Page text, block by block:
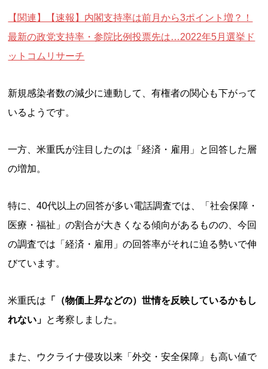
【関連】【速報】内閣支持率は前月から3ポイント増？！
最新の政党支持率・参院比例投票先は…2022年5月選挙ド
ットコムリサーチ
新規感染者数の減少に連動して、有権者の関心も下がって
いるようです。
一方、米重氏が注目したのは「経済・雇用」と回答した層
の増加。
特に、40代以上の回答が多い電話調査では、「社会保障・
医療・福祉」の割合が大きくなる傾向があるものの、今回
の調査では「経済・雇用」の回答率がそれに迫る勢いで伸
びています。
米重氏は 「（物価上昇などの）世情を反映しているかもし
れない」 と考察しました。
また、ウクライナ侵攻以来「外交・安全保障」も高い値で